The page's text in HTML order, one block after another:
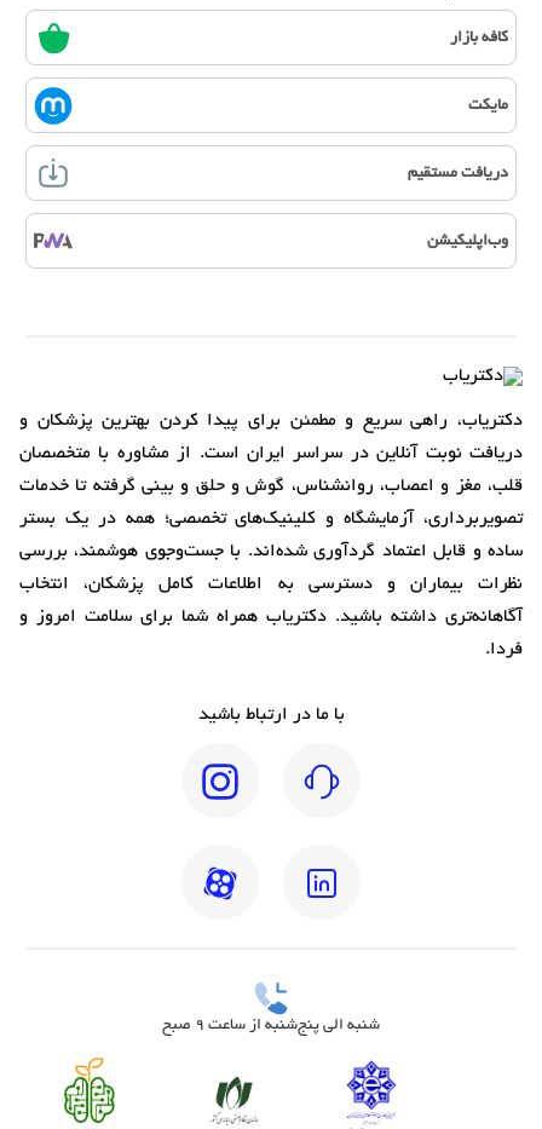
کافه بازار
مایکت
دریافت مستقیم
وب‌اپلیکیشن
دکتریاب، راهی سریع و مطمئن برای پیدا کردن بهترین پزشکان و
دریافت نوبت آنلاین در سراسر ایران است. از مشاوره با متخصصان
قلب، مغز و اعصاب، روانشناس، گوش و حلق و بینی گرفته تا خدمات
تصویربرداری، آزمایشگاه و کلینیک‌های تخصصی؛ همه در یک بستر
ساده و قابل اعتماد گردآوری شده‌اند. با جست‌وجوی هوشمند، بررسی
نظرات بیماران و دسترسی به اطلاعات کامل پزشکان، انتخاب
آگاهانه‌تری داشته باشید. دکتریاب همراه شما برای سلامت امروز و
فردا.
با ما در ارتباط باشید
شنبه الی پنج‌شنبه از ساعت 9 صبح